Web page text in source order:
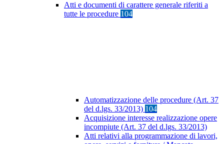
Atti e documenti di carattere generale riferiti a
tutte le procedure 104
Automatizzazione delle procedure (Art. 37
del d.lgs. 33/2013) 104
Acquisizione interesse realizzazione opere
incompiute (Art. 37 del d.lgs. 33/2013)
Atti relativi alla programmazione di lavori,